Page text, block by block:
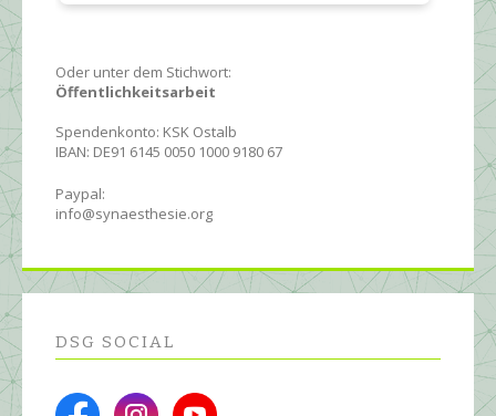
Oder unter dem Stichwort:
Öffentlichkeitsarbeit
Spendenkonto: KSK Ostalb
IBAN: DE91 6145 0050 1000 9180 67
Paypal:
info@synaesthesie.org
DSG SOCIAL